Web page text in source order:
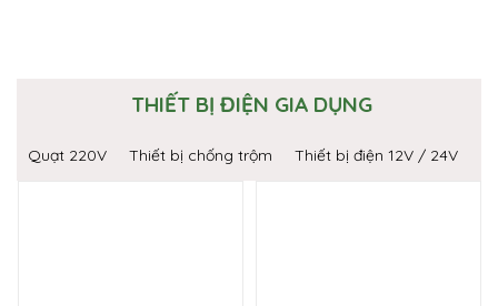
THIẾT BỊ ĐIỆN GIA DỤNG
Quạt 220V Thiết bị chống trộm Thiết bị điện 12V / 24V